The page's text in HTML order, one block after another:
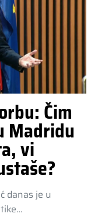
Čim
Madridu
vi
danas je u